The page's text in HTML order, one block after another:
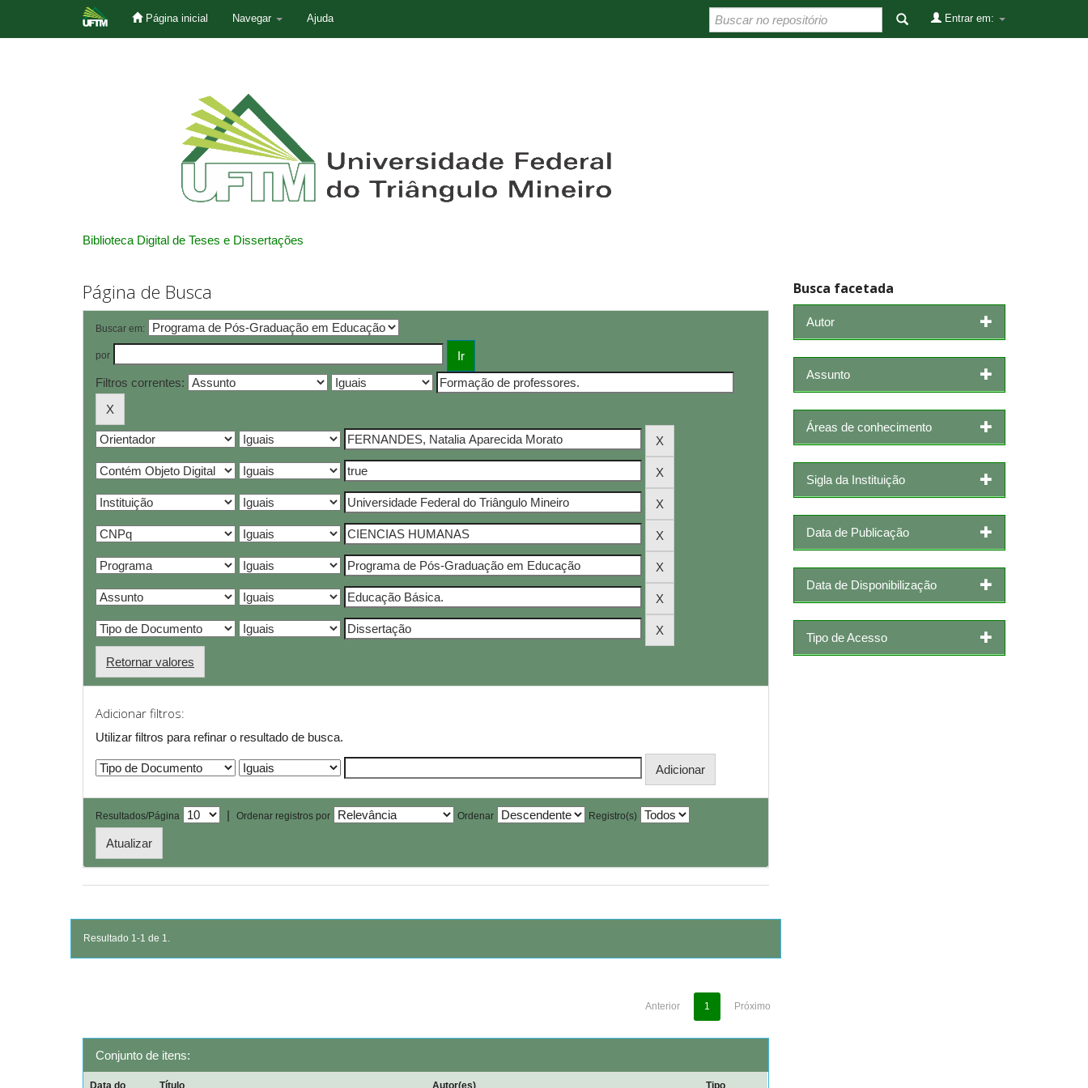
Página inicial Navegar Ajuda Entrar em:
Biblioteca Digital de Teses e Dissertações
Página de Busca
Buscar em:
por
Filtros correntes:
Retornar valores
Adicionar filtros:
Utilizar filtros para refinar o resultado de busca.
Resultados/Página | Ordenar registros por Ordenar Registro(s)
Resultado 1-1 de 1.
Anterior 1 Próximo
Conjunto de itens:
Data do Título Autor(es) Tipo
Busca facetada
Autor
Assunto
Áreas de conhecimento
Sigla da Instituição
Data de Publicação
Data de Disponibilização
Tipo de Acesso